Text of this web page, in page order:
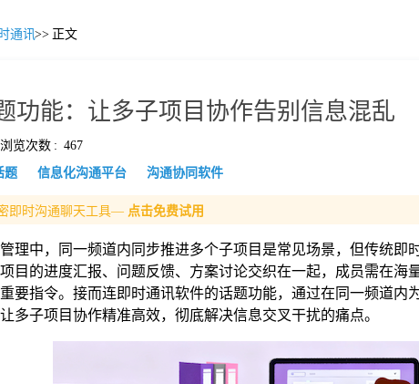
通讯>> 正文
功能：让多子项目协作告别信息混乱
浏览次数 : 467
题 信息化沟通平台 沟通协同软件
即时沟通聊天工具— 点击免费试用
理中，同一频道内同步推进多个子项目是常见场景，但传统即
目的进度汇报、问题反馈、方案讨论交织在一起，成员需在海
要指令。接而连即时通讯软件的话题功能，通过在同一频道内
多子项目协作精准高效，彻底解决信息交叉干扰的痛点。